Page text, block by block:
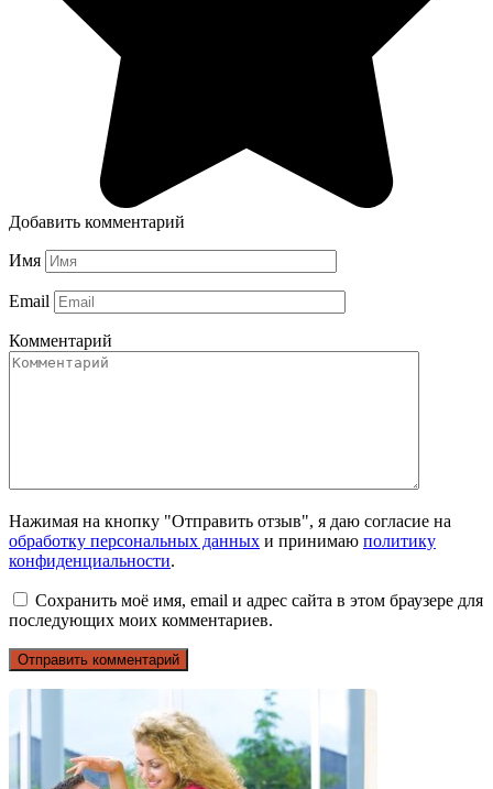
Добавить комментарий
Имя
Email
Комментарий
Нажимая на кнопку "Отправить отзыв", я даю согласие на
обработку персональных данных и принимаю политику
конфиденциальности.
Сохранить моё имя, email и адрес сайта в этом браузере для
последующих моих комментариев.